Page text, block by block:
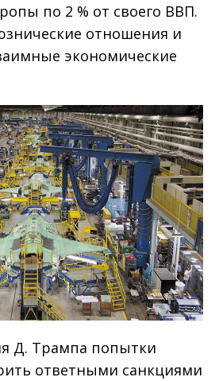
по 2 % от своего ВВП.
отношения и
экономические
Д. Трампа попытки
ответными санкциями